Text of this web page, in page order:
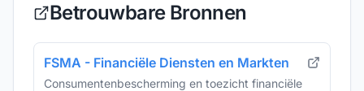
Betrouwbare Bronnen
FSMA - Financiële Diensten en Markten
Consumentenbescherming en toezicht financiële